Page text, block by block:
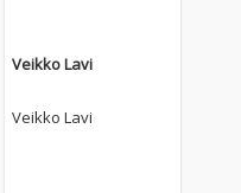
Veikko Lavi
Veikko Lavi